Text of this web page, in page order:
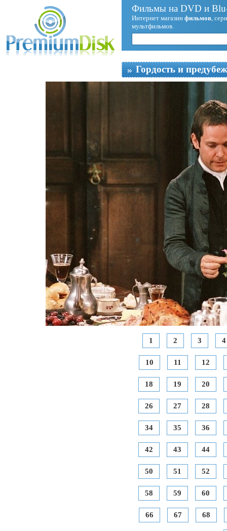
Фильмы на DVD и
Интернет магазин фильмов,
мультфильмов.
Гордость и
1 2 3 4
10 11 12
18 19 20
26 27 28
34 35 36
42 43 44
50 51 52
58 59 60
66 67 68